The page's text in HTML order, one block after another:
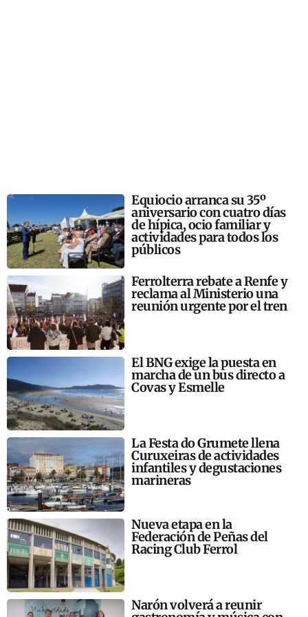
Equiocio arranca su 35º
aniversario con cuatro días
de hípica, ocio familiar y
actividades para todos los
públicos
Ferrolterra rebate a Renfe y
reclama al Ministerio una
reunión urgente por el tren
El BNG exige la puesta en
marcha de un bus directo a
Covas y Esmelle
La Festa do Grumete llena
Curuxeiras de actividades
infantiles y degustaciones
marineras
Nueva etapa en la
Federación de Peñas del
Racing Club Ferrol
Narón volverá a reunir